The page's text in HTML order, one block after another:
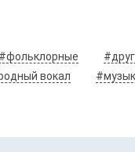
#фольклорные
вокал